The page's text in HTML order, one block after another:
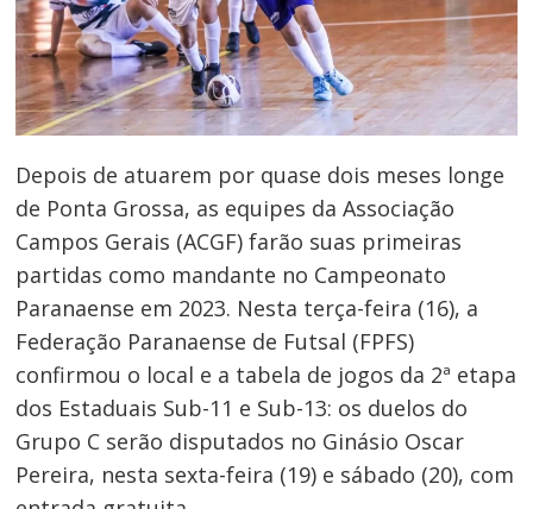
Depois de atuarem por quase dois meses longe
de Ponta Grossa, as equipes da Associação
Campos Gerais (ACGF) farão suas primeiras
partidas como mandante no Campeonato
Paranaense em 2023. Nesta terça-feira (16), a
Federação Paranaense de Futsal (FPFS)
confirmou o local e a tabela de jogos da 2ª etapa
dos Estaduais Sub-11 e Sub-13: os duelos do
Grupo C serão disputados no Ginásio Oscar
Pereira, nesta sexta-feira (19) e sábado (20), com